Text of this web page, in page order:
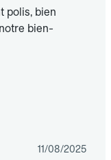
polis, bien
bien-
11/08/2025